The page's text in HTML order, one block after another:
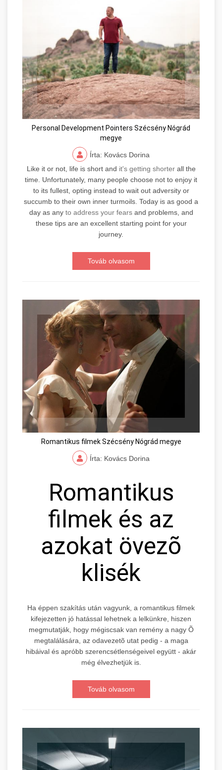
Personal Development Pointers Szécsény Nógrád
megye
Írta: Kovács Dorina
Like it or not, life is short and it's getting shorterall the
time. Unfortunately, many people choose not to enjoy it
to its fullest, opting instead to wait out adversity or
succumb to their own inner turmoils. Today is as good a
day as any to address your fearsand problems, and
these tips are an excellent starting point for your
journey.
Továb olvasom
Romantikus filmek Szécsény Nógrád megye
Írta: Kovács Dorina
Romantikus
filmek és az
azokat övezõ
klisék
Ha éppen szakítás után vagyunk, a romantikus filmek
kifejezetten jó hatással lehetnek a lelkünkre, hiszen
megmutatják, hogy mégiscsak van remény a nagy Õ
megtalálására, az odavezetõ utat pedig - a maga
hibáival és apróbb szerencsétlenségeivel együtt - akár
még élvezhetjük is.
Továb olvasom